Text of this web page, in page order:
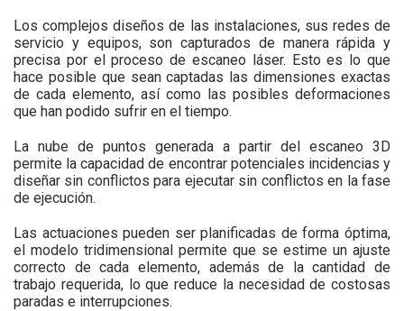
Los complejos diseños de las instalaciones, sus redes de
servicio y equipos, son capturados de manera rápida y
precisa por el proceso de escaneo láser. Esto es lo que
hace posible que sean captadas las dimensiones exactas
de cada elemento, así como las posibles deformaciones
que han podido sufrir en el tiempo.
La nube de puntos generada a partir del escaneo 3D
permite la capacidad de encontrar potenciales incidencias y
diseñar sin conflictos para ejecutar sin conflictos en la fase
de ejecución.
Las actuaciones pueden ser planificadas de forma óptima,
el modelo tridimensional permite que se estime un ajuste
correcto de cada elemento, además de la cantidad de
trabajo requerida, lo que reduce la necesidad de costosas
paradas e interrupciones.